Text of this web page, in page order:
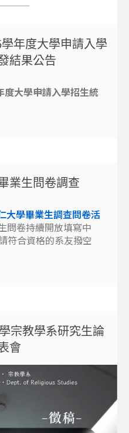
年度大學申請入學
結果公告
大學申請入學招生統
業生問卷調查
大學畢業生調查問卷活
問卷持續開放填寫中
符合資格的系友撥空
宗教學系研究生論
會